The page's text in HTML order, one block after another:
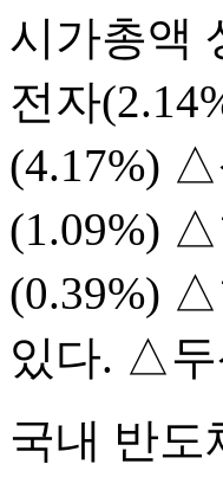
시가총액
전자
(4.17%)
(1.09%)
(0.39%)
있다. △두
국내 반도